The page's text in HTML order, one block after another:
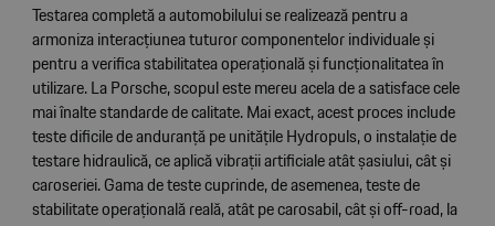
Testarea completă a automobilului se realizează pentru a
armoniza interacțiunea tuturor componentelor individuale și
pentru a verifica stabilitatea operațională și funcționalitatea în
utilizare. La Porsche, scopul este mereu acela de a satisface cele
mai înalte standarde de calitate. Mai exact, acest proces include
teste dificile de anduranță pe unitățile Hydropuls, o instalație de
testare hidraulică, ce aplică vibrații artificiale atât șasiului, cât și
caroseriei. Gama de teste cuprinde, de asemenea, teste de
stabilitate operațională reală, atât pe carosabil, cât și off-road, la